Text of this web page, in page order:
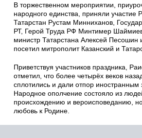
В торжественном мероприятии,
народного единства, приняли участие
Татарстан Рустам Минниханов,
РТ, Герой Труда РФ Минтимер
министр Татарстана Алексей Песошин
посетил митрополит Казанский и
Приветствуя участников праздника,
отметил, что более четырёх веков
сплотились и дали отпор иностранным
Народное ополчение состояло из
происхождению и вероисповеданию,
любовь к Родине.